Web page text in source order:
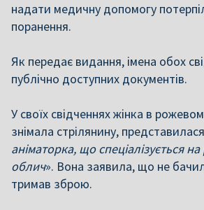
надати медичну допомогу
поранення.
Як передає видання, імена обох
публічно доступних документів.
У своїх свідченнях жінка в
знімала стрілянину,
аніматорка, що спеціалізується
облич». Вона заявила, що не
тримав зброю.